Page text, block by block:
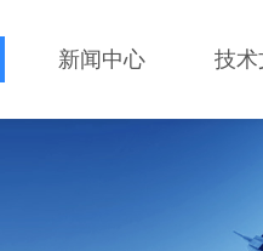
新闻中心 技术